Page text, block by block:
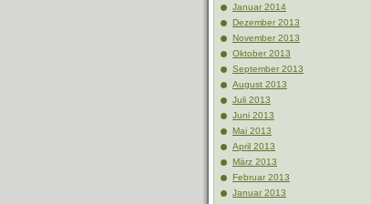
Januar 2014
Dezember 2013
November 2013
Oktober 2013
September 2013
August 2013
Juli 2013
Juni 2013
Mai 2013
April 2013
März 2013
Februar 2013
Januar 2013